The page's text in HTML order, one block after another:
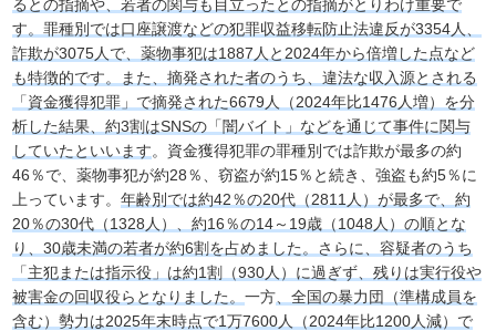
るとの指摘や、若者の関与も目立ったとの指摘がとりわけ重要で
す。罪種別では口座譲渡などの犯罪収益移転防止法違反が3354人、
詐欺が3075人で、薬物事犯は1887人と2024年から倍増した点など
も特徴的です。また、摘発された者のうち、違法な収入源とされる
「資金獲得犯罪」で摘発された6679人（2024年比1476人増）を分
析した結果、約3割はSNSの「闇バイト」などを通じて事件に関与
していたといいます。資金獲得犯罪の罪種別では詐欺が最多の約
46％で、薬物事犯が約28％、窃盗が約15％と続き、強盗も約5％に
上っています。年齢別では約42％の20代（2811人）が最多で、約
20％の30代（1328人）、約16％の14～19歳（1048人）の順とな
り、30歳未満の若者が約6割を占めました。さらに、容疑者のうち
「主犯または指示役」は約1割（930人）に過ぎず、残りは実行役や
被害金の回収役らとなりました。一方 、全国の暴力団（準構成員を
含む）勢力は2025年末時点で1万7600人（2024年比1200人減）で